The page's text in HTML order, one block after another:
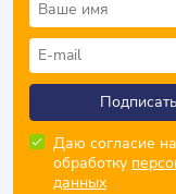
Даю согласие на
обработку
данных